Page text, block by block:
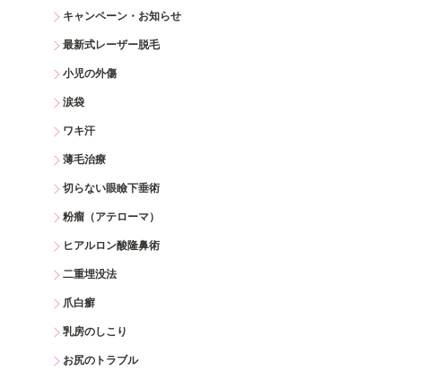
キャンペーン・お知らせ
最新式レーザー脱毛
小児の外傷
涙袋
ワキ汗
薄毛治療
切らない眼瞼下垂術
粉瘤（アテローマ）
ヒアルロン酸隆鼻術
二重埋没法
爪白癬
乳房のしこり
お尻のトラブル